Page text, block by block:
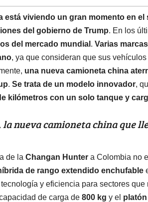
e
d
I
n
l
a
d
s
está viviendo un gran momento en el
del gobierno de Trump. En los
del mercado mundial . Varias
, ya que consideran que sus vehículos
una nueva camioneta china
. Se trata de un modelo innovador,
kilómetros con un solo tanque y
nueva camioneta china que
de la Changan Hunter a Colombia no
de rango extendido enchufable
y eficiencia para sectores
de carga de 800 kg y el